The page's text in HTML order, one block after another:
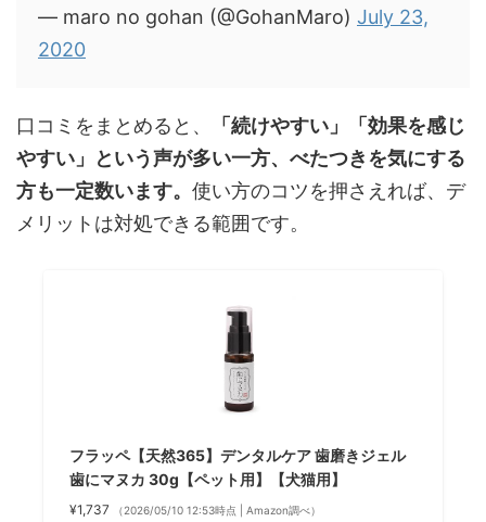
— maro no gohan (@GohanMaro) July 23,
2020
口コミをまとめると、
「続けやすい」「効果を感じ
やすい」という声が多い一方、べたつきを気にする
方も一定数います。 使い方のコツを押さえれば、デ
メリットは対処できる範囲です。
フラッペ【天然365】デンタルケア 歯磨きジェル
歯にマヌカ 30g【ペット用】【犬猫用】
¥1,737 （2026/05/10 12:53時点 | Amazon調べ）